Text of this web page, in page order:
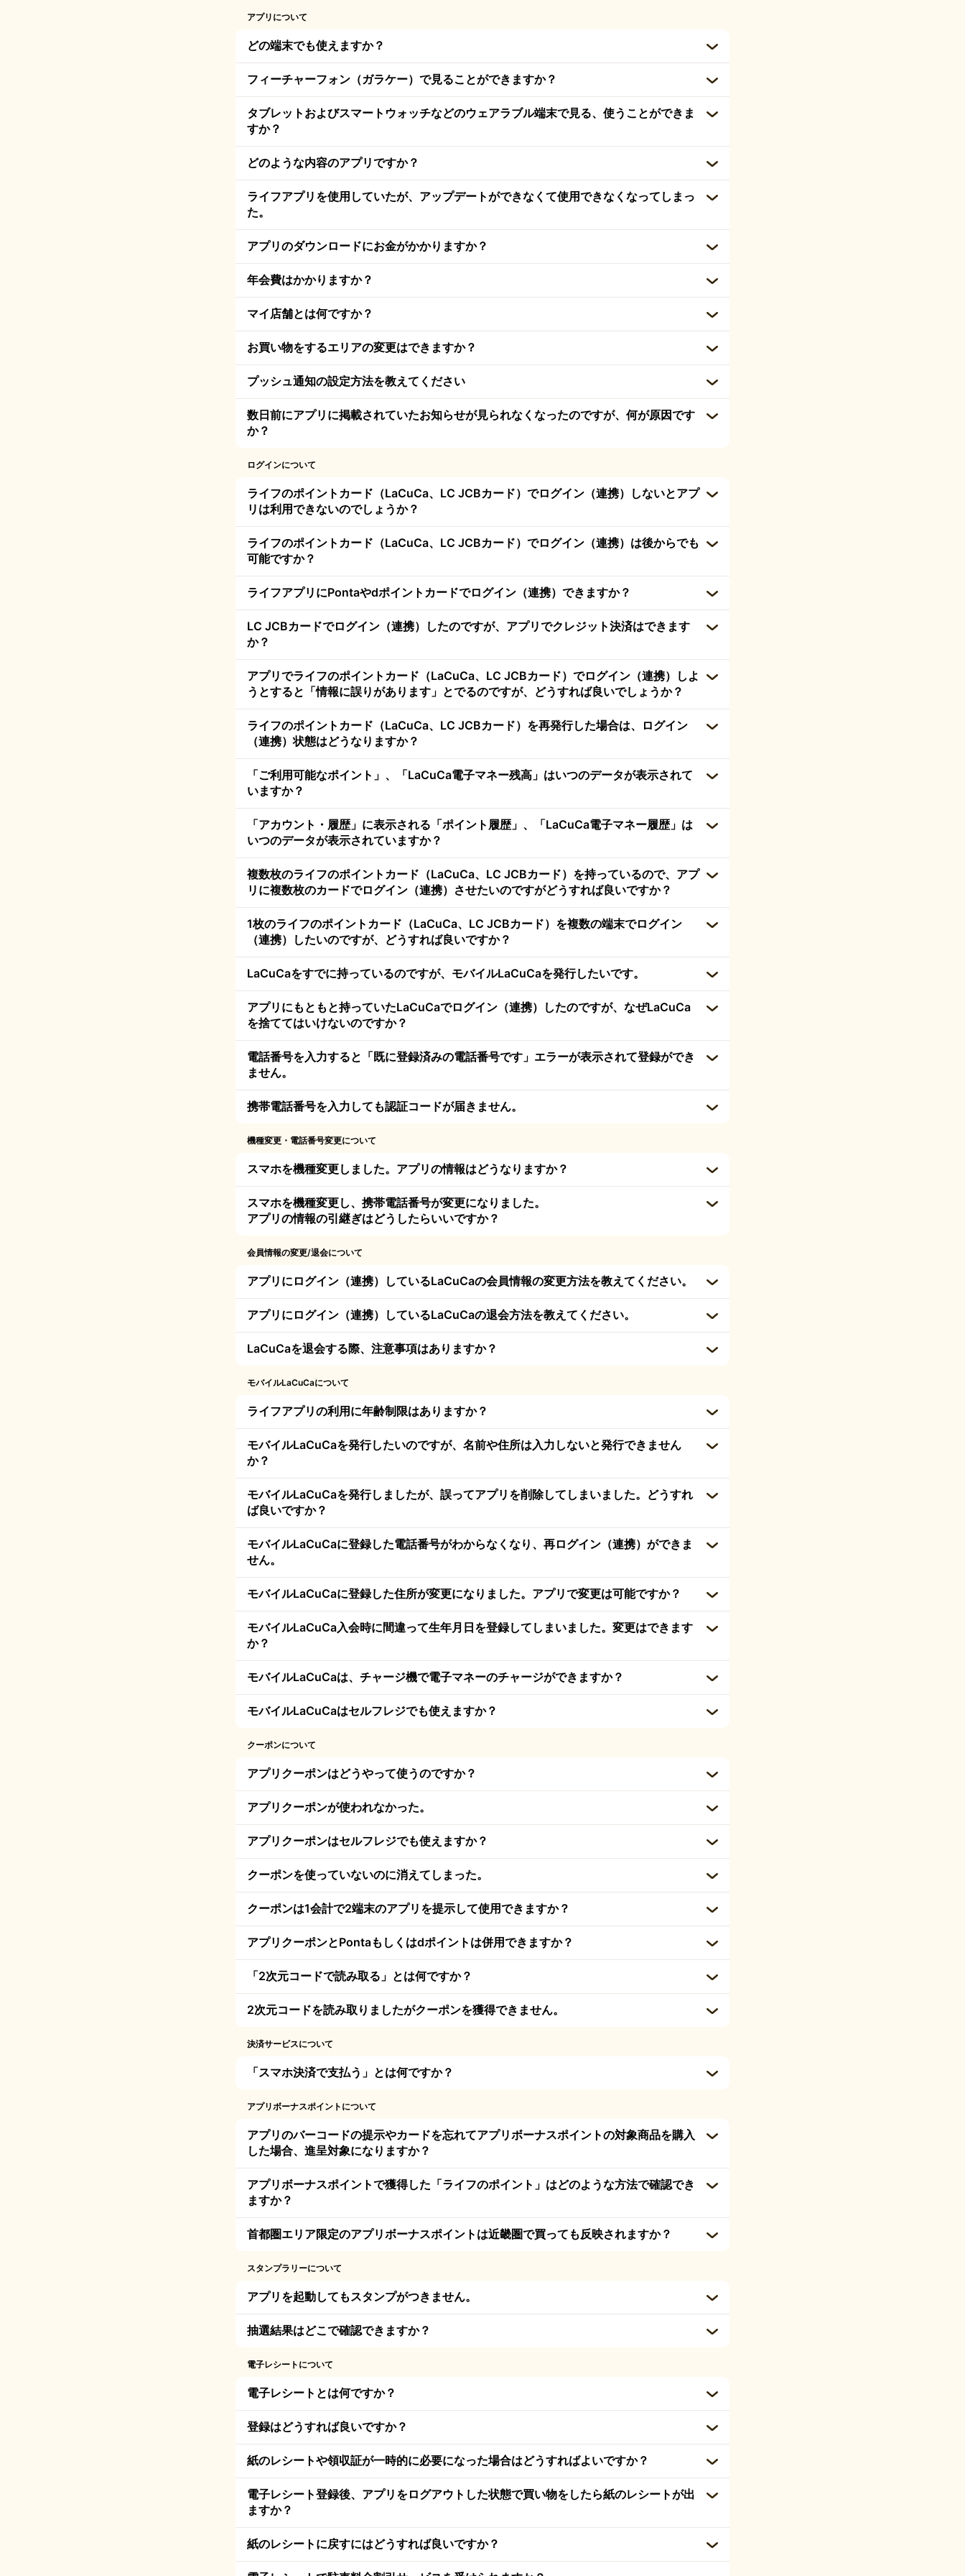
アプリについて
どの端末でも使えますか？
フィーチャーフォン（ガラケー）で見ることができますか？
タブレットおよびスマートウォッチなどのウェアラブル端末で見る、使うことができま
すか？
どのような内容のアプリですか？
ライフアプリを使用していたが、アップデートができなくて使用できなくなってしまっ
た。
アプリのダウンロードにお金がかかりますか？
年会費はかかりますか？
マイ店舗とは何ですか？
お買い物をするエリアの変更はできますか？
プッシュ通知の設定方法を教えてください
数日前にアプリに掲載されていたお知らせが見られなくなったのですが、何が原因です
か？
ログインについて
ライフのポイントカード（LaCuCa、LC JCBカード）でログイン（連携）しないとアプ
リは利用できないのでしょうか？
ライフのポイントカード（LaCuCa、LC JCBカード）でログイン（連携）は後からでも
可能ですか？
ライフアプリにPontaやdポイントカードでログイン（連携）できますか？
LC JCBカードでログイン（連携）したのですが、アプリでクレジット決済はできます
か？
アプリでライフのポイントカード（LaCuCa、LC JCBカード）でログイン（連携）しよ
うとすると「情報に誤りがあります」とでるのですが、どうすれば良いでしょうか？
ライフのポイントカード（LaCuCa、LC JCBカード）を再発行した場合は、ログイン
（連携）状態はどうなりますか？
「ご利用可能なポイント」、「LaCuCa電子マネー残高」はいつのデータが表示されて
いますか？
「アカウント・履歴」に表示される「ポイント履歴」、「LaCuCa電子マネー履歴」は
いつのデータが表示されていますか？
複数枚のライフのポイントカード（LaCuCa、LC JCBカード）を持っているので、アプ
リに複数枚のカードでログイン（連携）させたいのですがどうすれば良いですか？
1枚のライフのポイントカード（LaCuCa、LC JCBカード）を複数の端末でログイン
（連携）したいのですが、どうすれば良いですか？
LaCuCaをすでに持っているのですが、モバイルLaCuCaを発行したいです。
アプリにもともと持っていたLaCuCaでログイン（連携）したのですが、なぜLaCuCa
を捨ててはいけないのですか？
電話番号を入力すると「既に登録済みの電話番号です」エラーが表示されて登録ができ
ません。
携帯電話番号を入力しても認証コードが届きません。
機種変更・電話番号変更について
スマホを機種変更しました。アプリの情報はどうなりますか？
スマホを機種変更し、携帯電話番号が変更になりました。
アプリの情報の引継ぎはどうしたらいいですか？
会員情報の変更/退会について
アプリにログイン（連携）しているLaCuCaの会員情報の変更方法を教えてください。
アプリにログイン（連携）しているLaCuCaの退会方法を教えてください。
LaCuCaを退会する際、注意事項はありますか？
モバイルLaCuCaについて
ライフアプリの利用に年齢制限はありますか？
モバイルLaCuCaを発行したいのですが、名前や住所は入力しないと発行できません
か？
モバイルLaCuCaを発行しましたが、誤ってアプリを削除してしまいました。どうすれ
ば良いですか？
モバイルLaCuCaに登録した電話番号がわからなくなり、再ログイン（連携）ができま
せん。
モバイルLaCuCaに登録した住所が変更になりました。アプリで変更は可能ですか？
モバイルLaCuCa入会時に間違って生年月日を登録してしまいました。変更はできます
か？
モバイルLaCuCaは、チャージ機で電子マネーのチャージができますか？
モバイルLaCuCaはセルフレジでも使えますか？
クーポンについて
アプリクーポンはどうやって使うのですか？
アプリクーポンが使われなかった。
アプリクーポンはセルフレジでも使えますか？
クーポンを使っていないのに消えてしまった。
クーポンは1会計で2端末のアプリを提示して使用できますか？
アプリクーポンとPontaもしくはdポイントは併用できますか？
「2次元コードで読み取る」とは何ですか？
2次元コードを読み取りましたがクーポンを獲得できません。
決済サービスについて
「スマホ決済で支払う」とは何ですか？
アプリボーナスポイントについて
アプリのバーコードの提示やカードを忘れてアプリボーナスポイントの対象商品を購入
した場合、進呈対象になりますか？
アプリボーナスポイントで獲得した「ライフのポイント」はどのような方法で確認でき
ますか？
首都圏エリア限定のアプリボーナスポイントは近畿圏で買っても反映されますか？
スタンプラリーについて
アプリを起動してもスタンプがつきません。
抽選結果はどこで確認できますか？
電子レシートについて
電子レシートとは何ですか？
登録はどうすれば良いですか？
紙のレシートや領収証が一時的に必要になった場合はどうすればよいですか？
電子レシート登録後、アプリをログアウトした状態で買い物をしたら紙のレシートが出
ますか？
紙のレシートに戻すにはどうすれば良いですか？